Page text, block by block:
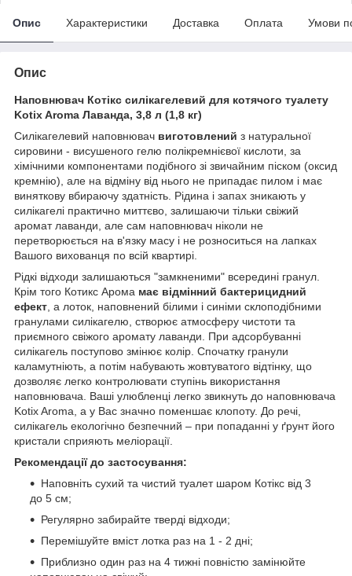
Опис Характеристики Доставка Оплата Умови
Опис
Наповнювач Котікс силікагелевий для котячого туалету
Kotix Aroma Лаванда, 3,8 л (1,8 кг)
Силікагелевий наповнювач виготовлений з натуральної
сировини - висушеного гелю полікремнієвої кислоти, за
хімічними компонентами подібного зі звичайним піском (оксид
кремнію), але на відміну від нього не припадає пилом і має
виняткову вбираючу здатність. Рідина і запах зникають у
силікагелі практично миттєво, залишаючи тільки свіжий
аромат лаванди, але сам наповнювач ніколи не
перетворюється на в'язку масу і не розноситься на лапках
Вашого вихованця по всій квартирі.
Рідкі відходи залишаються "замкненими" всередині гранул.
Крім того Котикс Арома має відмінний бактерицидний
ефект , а лоток, наповнений білими і синіми склоподібними
гранулами силікагелю, створює атмосферу чистоти та
приємного свіжого аромату лаванди. При адсорбуванні
силікагель поступово змінює колір. Спочатку гранули
каламутніють, а потім набувають жовтуватого відтінку, що
дозволяє легко контролювати ступінь використання
наповнювача. Ваші улюбленці легко звикнуть до наповнювача
Kotix Aroma, а у Вас значно поменшає клопоту. До речі,
силікагель екологічно безпечний – при попаданні у ґрунт його
кристали сприяють меліорації.
Рекомендації до застосування:
Наповніть сухий та чистий туалет шаром Котікс від 3
до 5 см;
Регулярно забирайте тверді відходи;
Перемішуйте вміст лотка раз на 1 - 2 дні;
Приблизно один раз на 4 тижні повністю замінюйте